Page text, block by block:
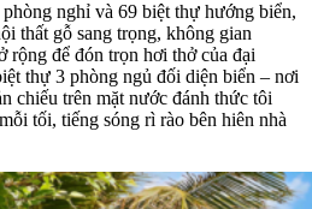
nghỉ và 69 biệt thự hướng biển,
thất gỗ sang trọng, không gian
rộng để đón trọn hơi thở của đại
thự 3 phòng ngủ đối diện biển – nơi
chiếu trên mặt nước đánh thức tôi
tối, tiếng sóng rì rào bên hiên nhà